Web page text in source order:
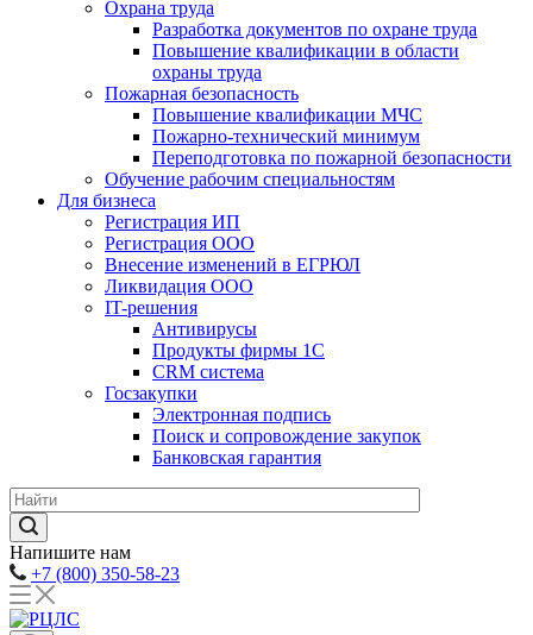
Охрана труда
Разработка документов по охране труда
Повышение квалификации в области
охраны труда
Пожарная безопасность
Повышение квалификации МЧС
Пожарно-технический минимум
Переподготовка по пожарной безопасности
Обучение рабочим специальностям
Для бизнеса
Регистрация ИП
Регистрация ООО
Внесение изменений в ЕГРЮЛ
Ликвидация ООО
IT-решения
Антивирусы
Продукты фирмы 1C
CRM система
Госзакупки
Электронная подпись
Поиск и сопровождение закупок
Банковская гарантия
Напишите нам
+7 (800) 350-58-23